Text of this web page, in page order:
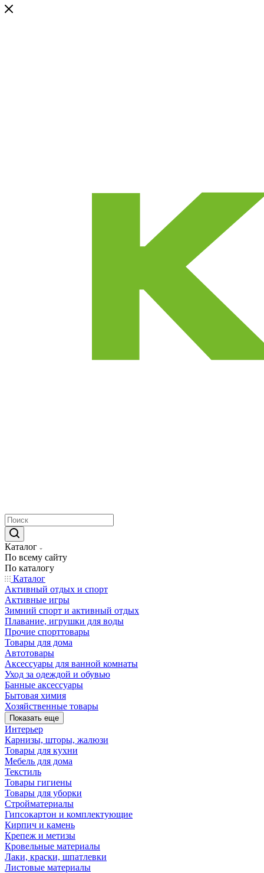
Каталог
По всему сайту
По каталогу
Каталог
Активный отдых и спорт
Активные игры
Зимний спорт и активный отдых
Плавание, игрушки для воды
Прочие спорттовары
Товары для дома
Автотовары
Аксессуары для ванной комнаты
Уход за одеждой и обувью
Банные аксессуары
Бытовая химия
Хозяйственные товары
Показать еще
Интерьер
Карнизы, шторы, жалюзи
Товары для кухни
Мебель для дома
Текстиль
Товары гигиены
Товары для уборки
Стройматериалы
Гипсокартон и комплектующие
Кирпич и камень
Крепеж и метизы
Кровельные материалы
Лаки, краски, шпатлевки
Листовые материалы